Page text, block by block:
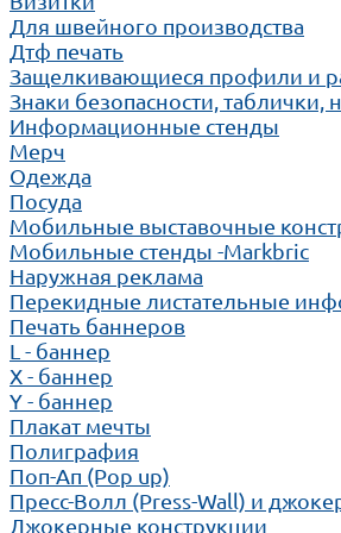
Для швейного производства
Дтф печать
Защелкивающиеся профили и
Знаки безопасности, таблички,
Информационные стенды
Мерч
Одежда
Посуда
Мобильные выставочные
Мобильные стенды -Markbric
Наружная реклама
Перекидные листательные
Печать баннеров
L - баннер
X - баннер
Y - баннер
Плакат мечты
Полиграфия
Поп-Ап (Pop up)
Пресс-Волл (Press-Wall) и
Джокерные конструкции